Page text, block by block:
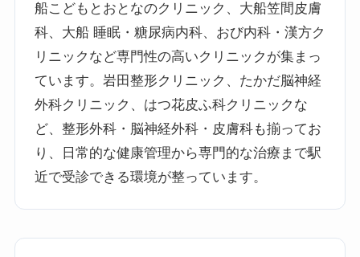
船こどもとおとなのクリニック、大船笠間皮膚
科、大船 睡眠・糖尿病内科、おび内科・漢方ク
リニックなど専門性の高いクリニックが集まっ
ています。岩田整形クリニック、たかだ脳神経
外科クリニック、はつ花皮ふ科クリニックな
ど、整形外科・脳神経外科・皮膚科も揃ってお
り、日常的な健康管理から専門的な治療まで駅
近で受診できる環境が整っています。